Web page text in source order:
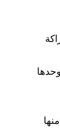
وحدها